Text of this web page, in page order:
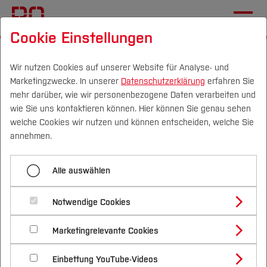
Campus Personen DE|EN Quicklinks
Studium
Studienangebote
Bachelorstudiengänge
Masterstudiengänge
Vor dem Studium
Bewerben & Einschreiben
Bewerbungsportal
Im Studium
Studienbüros und Prüfungen
Nach dem Studium
Forschung & Transfer
Profil
Forschungs- und Transferprofil
Schwerpunkte (FuT)
Beratung & Förderung
Nachhaltigkeit
Nachhaltigkeit studieren
International
Fachbibliotheken
Zentralcampus - Fachbibliothek Wirtschaft
Menü aufklappen
Zentralcampus - Fachbibliothek Technik
Campus Velbert/Heiligenhaus - Fachbibliothek
Gesundheitscampus - Fachbibliothek
Zentralcampus-
Fachbibliothek Wirtschaft
Cookie Einstellungen
Wir nutzen Cookies auf unserer Website für Analyse- und
Marketingzwecke. In unserer Datenschutzerklärung erfahren Sie
mehr darüber, wie wir personenbezogene Daten verarbeiten und
wie Sie uns kontaktieren können. Hier können Sie genau sehen
welche Cookies wir nutzen und können entscheiden, welche Sie
annehmen.
Alle auswählen
Notwendige Cookies
Marketingrelevante Cookies
Einbettung YouTube-Videos